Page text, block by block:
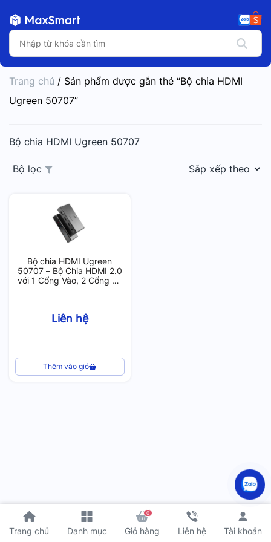
Trang chủ Danh mục
0
Giỏ hàng Liên hệ Tài khoản
Trang chủ / Sản phẩm được gắn thẻ “Bộ chia HDMI
Ugreen 50707”
Bộ chia HDMI Ugreen 50707
Bộ lọc
Bộ chia HDMI Ugreen
50707 – Bộ Chia HDMI 2.0
với 1 Cổng Vào, 2 Cổng Ra
Liên hệ
Thêm vào giỏ